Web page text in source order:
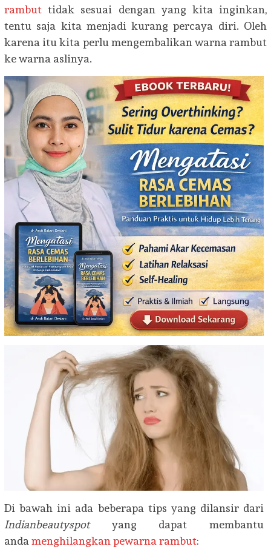
rambut tidak sesuai dengan yang kita inginkan,
tentu saja kita menjadi kurang percaya diri. Oleh
karena itu kita perlu mengembalikan warna rambut
ke warna aslinya.
Di bawah ini ada beberapa tips yang dilansir dari
Indianbeautyspotyang dapat membantu
anda menghilangkan pewarna rambut: